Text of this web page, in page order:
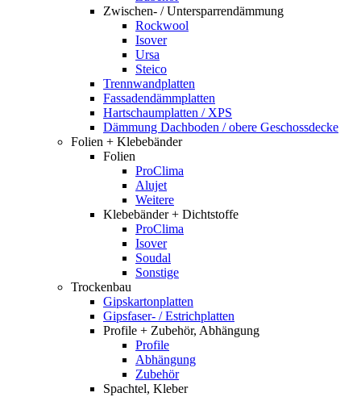
Zwischen- / Untersparrendämmung
Rockwool
Isover
Ursa
Steico
Trennwandplatten
Fassadendämmplatten
Hartschaumplatten / XPS
Dämmung Dachboden / obere Geschossdecke
Folien + Klebebänder
Folien
ProClima
Alujet
Weitere
Klebebänder + Dichtstoffe
ProClima
Isover
Soudal
Sonstige
Trockenbau
Gipskartonplatten
Gipsfaser- / Estrichplatten
Profile + Zubehör, Abhängung
Profile
Abhängung
Zubehör
Spachtel, Kleber